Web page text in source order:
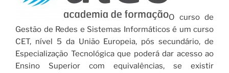
O curso de
Gestão de Redes e Sistemas Informáticos é um curso
CET, nível 5 da União Europeia, pós secundário, de
Especialização Tecnológica que poderá dar acesso ao
Ensino Superior com equivalências, se existir